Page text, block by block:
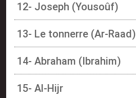
12- Joseph (Yousoûf)
13- Le tonnerre (Ar-Raad)
14- Abraham (Ibrahim)
15- Al-Hijr